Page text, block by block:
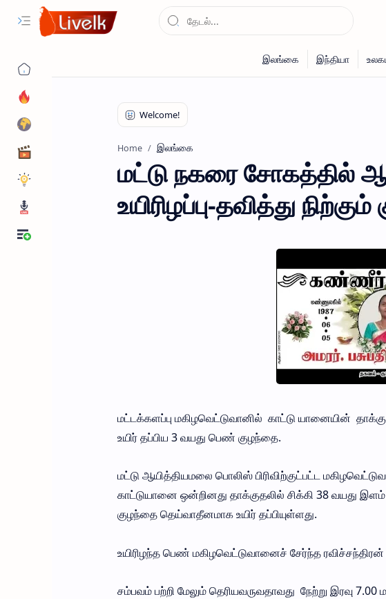
Home இலங்கை
மட்டு நகரை சோகத்தில்
உயிரிழப்பு-தவித்து
மட்டக்களப்பு மகிழவெட்டுவானில் காட்டு யானையின்
உயிர் தப்பிய 3 வயது பெண் குழந்தை.
மட்டு ஆயித்தியமலை பொலிஸ் பிரிவிற்குட்பட்ட
காட்டுயானை ஒன்றினது தாக்குதலில் சிக்கி 38 வயது
குழந்தை தெய்வாதீனமாக உயிர் தப்பியுள்ளது.
உயிரிழந்த பெண் மகிழவெட்டுவானைச் சேர்ந்த
சம்பவம் பற்றி மேலும் தெரியவருவதாவது நேற்று இரவு